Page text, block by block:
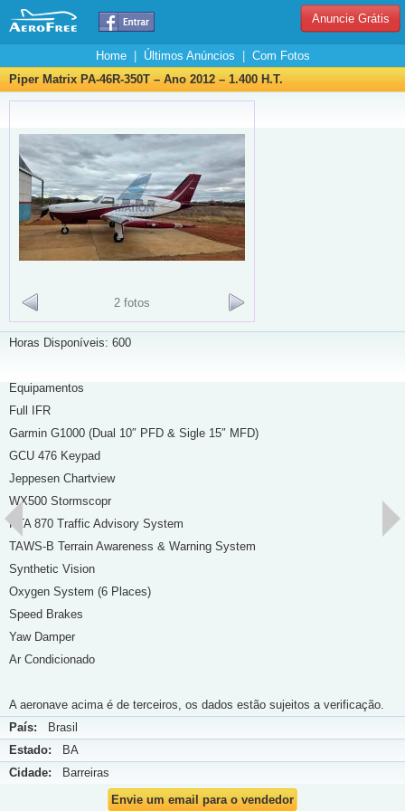
Anuncie Grátis
Home| Últimos Anúncios
Com Fotos
Piper Matrix PA-46R-350T – Ano 2012 – 1.400 H.T.
2 fotos
Horas Disponíveis: 600
Equipamentos
Full IFR
Garmin G1000 (Dual 10″ PFD & Sigle 15″ MFD)
GCU 476 Keypad
Jeppesen Chartview
WX500 Stormscopr
KTA 870 Traffic Advisory System
TAWS-B Terrain Awareness & Warning System
Synthetic Vision
Oxygen System (6 Places)
Speed Brakes
Yaw Damper
Ar Condicionado
A aeronave acima é de terceiros, os dados estão sujeitos a verificação.
País: Brasil
Estado: BA
Cidade: Barreiras
Envie um email para o vendedor